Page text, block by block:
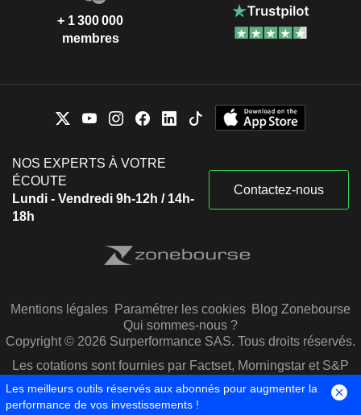
+ 1 300 000
membres
NOS EXPERTS À VOTRE
ÉCOUTE
Lundi - Vendredi 9h-12h / 14h-
18h
Contactez-nous
Mentions légales Paramétrer les cookies Blog Zonebourse
Qui sommes-nous ?
Copyright © 2026 Surperformance SAS. Tous droits réservés.
Les cotations sont fournies par Factset, Morningstar et S&P
Capital IQ
Les meilleurs outils réservés aux abonnés pour augmenter la
performance de vos investissements !